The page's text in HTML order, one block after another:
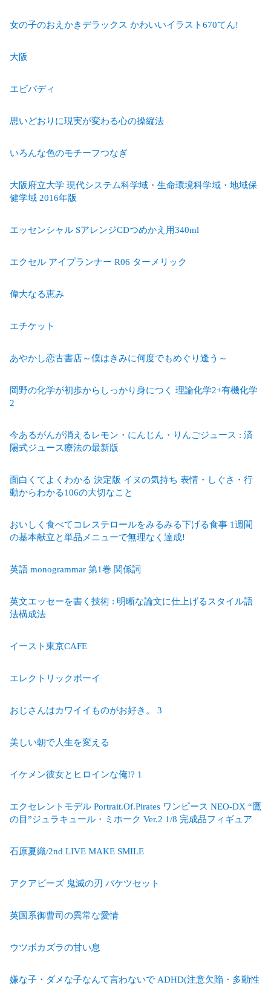
女の子のおえかきデラックス かわいいイラスト670てん!
大阪
エビバディ
思いどおりに現実が変わる心の操縦法
いろんな色のモチーフつなぎ
大阪府立大学 現代システム科学域・生命環境科学域・地域保
健学域 2016年版
エッセンシャル SアレンジCDつめかえ用340ml
エクセル アイプランナー R06 ターメリック
偉大なる恵み
エチケット
あやかし恋古書店～僕はきみに何度でもめぐり逢う～
岡野の化学が初歩からしっかり身につく 理論化学2+有機化学
2
今あるがんが消えるレモン・にんじん・りんごジュース : 済
陽式ジュース療法の最新版
面白くてよくわかる 決定版 イヌの気持ち 表情・しぐさ・行
動からわかる106の大切なこと
おいしく食べてコレステロールをみるみる下げる食事 1週間
の基本献立と単品メニューで無理なく達成!
英語 monogrammar 第1巻 関係詞
英文エッセーを書く技術 : 明晰な論文に仕上げるスタイル語
法構成法
イースト東京CAFE
エレクトリックボーイ
おじさんはカワイイものがお好き。 3
美しい朝で人生を変える
イケメン彼女とヒロインな俺!? 1
エクセレントモデル Portrait.Of.Pirates ワンピース NEO-DX “鷹
の目”ジュラキュール・ミホーク Ver.2 1/8 完成品フィギュア
石原夏織/2nd LIVE MAKE SMILE
アクアビーズ 鬼滅の刃 バケツセット
英国系御曹司の異常な愛情
ウツボカズラの甘い息
嫌な子・ダメな子なんて言わないで ADHD(注意欠陥・多動性